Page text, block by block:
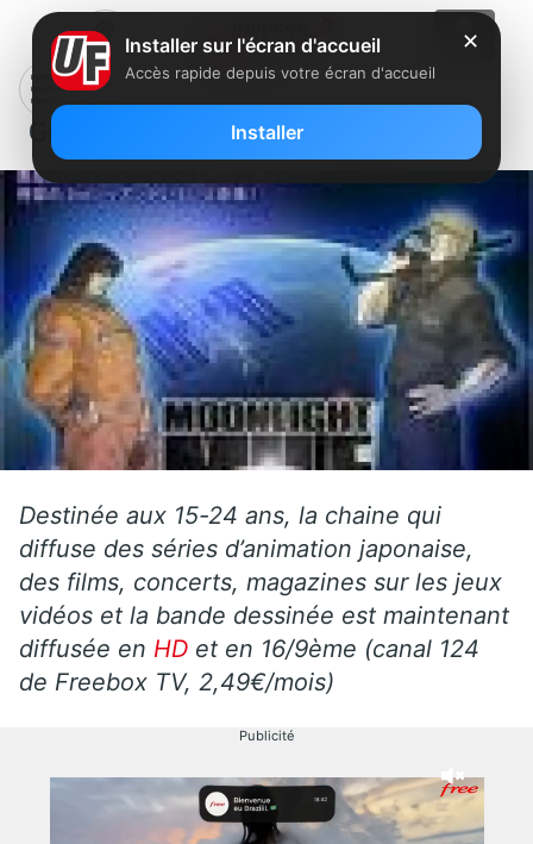
Gong lance Gong HD chez Free
Destinée aux 15-24 ans, la chaine qui
diffuse des séries d’animation japonaise,
des films, concerts, magazines sur les jeux
vidéos et la bande dessinée est maintenant
diffusée en HD et en 16/9ème (canal 124
de Freebox TV, 2,49€/mois)
Publicité
✕
Installer sur l'écran d'accueil
Accès rapide depuis votre écran d'accueil
Installer